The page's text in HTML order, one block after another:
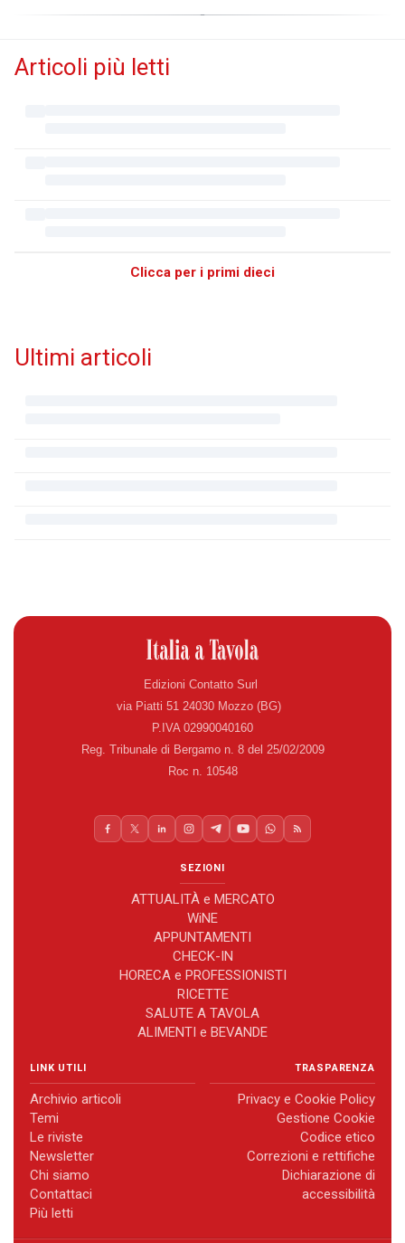
Articoli più letti
Clicca per i primi dieci
Ultimi articoli
Edizioni Contatto Surl
via Piatti 51 24030 Mozzo (BG)
P.IVA 02990040160
Reg. Tribunale di Bergamo n. 8 del 25/02/2009
Roc n. 10548
SEZIONI
ATTUALITÀ e MERCATO
WiNE
APPUNTAMENTI
CHECK-IN
HORECA e PROFESSIONISTI
RICETTE
SALUTE A TAVOLA
ALIMENTI e BEVANDE
LINK UTILI
Archivio articoli
Temi
Le riviste
Newsletter
Chi siamo
Contattaci
Più letti
TRASPARENZA
Privacy e Cookie Policy
Gestione Cookie
Codice etico
Correzioni e rettifiche
Dichiarazione di
accessibilità